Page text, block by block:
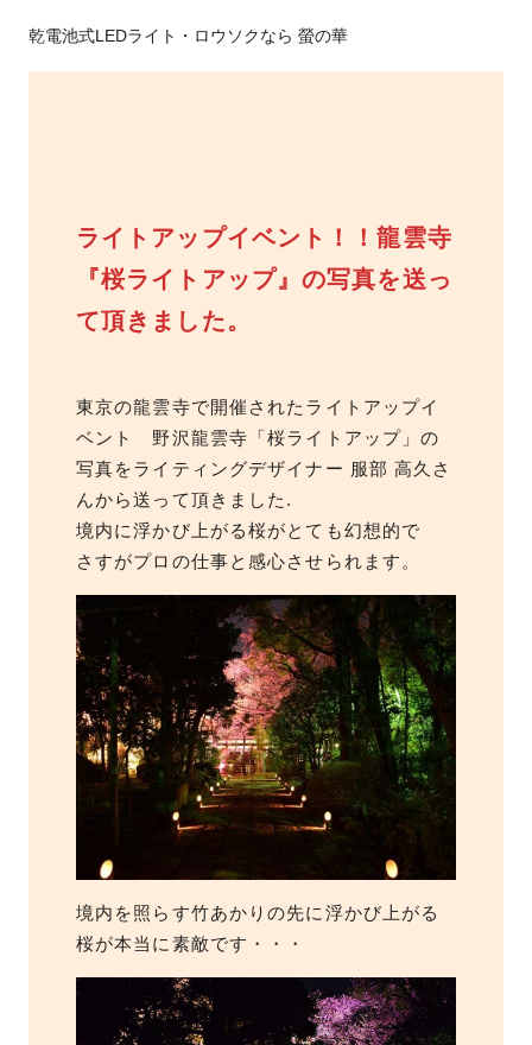
乾電池式LEDライト・ロウソクなら 螢の華
ライトアップイベント！！龍雲寺
『桜ライトアップ』の写真を送っ
て頂きました。
東京の龍雲寺で開催されたライトアップイ
ベント 野沢龍雲寺「桜ライトアップ」の
写真をライティングデザイナー 服部 高久さ
んから送って頂きました.
境内に浮かび上がる桜がとても幻想的で
さすがプロの仕事と感心させられます。
境内を照らす竹あかりの先に浮かび上がる
桜が本当に素敵です・・・